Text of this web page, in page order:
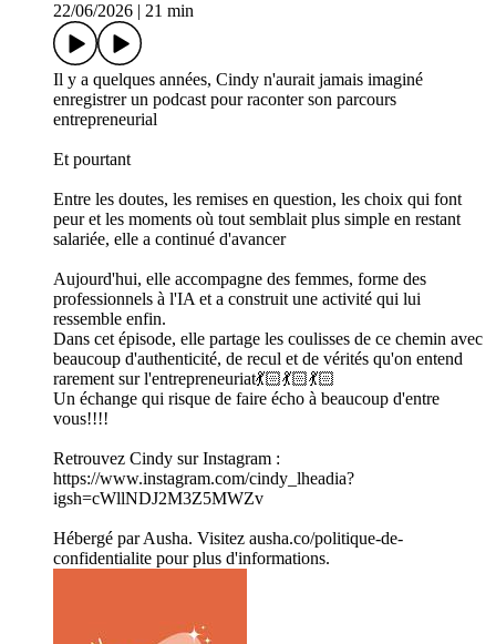
22/06/2026
21 min
Il y a quelques années, Cindy n'aurait jamais imaginé
enregistrer un podcast pour raconter son parcours
entrepreneurial
Et pourtant
Entre les doutes, les remises en question, les choix qui font
peur et les moments où tout semblait plus simple en restant
salariée, elle a continué d'avancer
Aujourd'hui, elle accompagne des femmes, forme des
professionnels à l'IA et a construit une activité qui lui
ressemble enfin.
Dans cet épisode, elle partage les coulisses de ce chemin avec
beaucoup d'authenticité, de recul et de vérités qu'on entend
rarement sur l'entrepreneuriat💃🏻💃🏻💃🏻
Un échange qui risque de faire écho à beaucoup d'entre
vous!!!!
Retrouvez Cindy sur Instagram :
https://www.instagram.com/cindy_lheadia?
igsh=cWllNDJ2M3Z5MWZv
Hébergé par Ausha. Visitez ausha.co/politique-de-
confidentialite pour plus d'informations.